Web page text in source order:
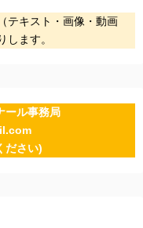
テキスト・画像・動画
ます。
ール事務局
ださい)